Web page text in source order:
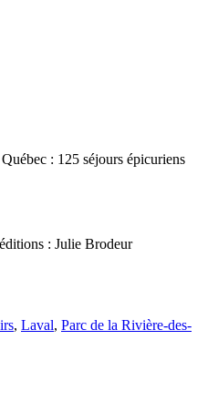
: 125 séjours épicuriens
éditions : Julie Brodeur
, Laval, Parc de la Rivière-des-